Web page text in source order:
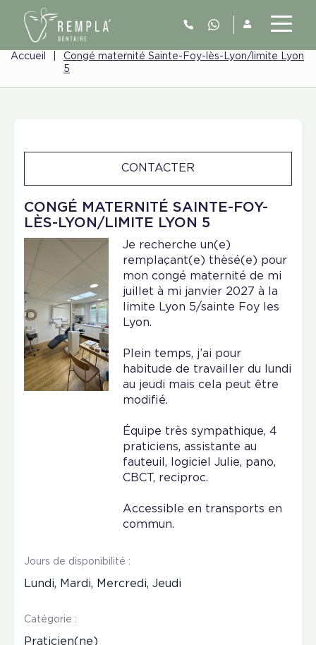
Accueil
Congé maternité Sainte-Foy-lès-Lyon/limite Lyon
5
CONGÉ MATERNITÉ SAINTE-FOY-
LÈS-LYON/LIMITE LYON 5
CONTACTER
Je recherche un(e)
remplaçant(e) thèsé(e) pour
mon congé maternité de mi
juillet à mi janvier 2027 à la
limite Lyon 5/sainte Foy les
Lyon.
Plein temps, j’ai pour
habitude de travailler du lundi
au jeudi mais cela peut être
modifié.
Équipe très sympathique, 4
praticiens, assistante au
fauteuil, logiciel Julie, pano,
CBCT, reciproc.
Accessible en transports en
commun.
Jours de disponibilité :
Lundi, Mardi, Mercredi, Jeudi
Catégorie :
Praticien(ne)